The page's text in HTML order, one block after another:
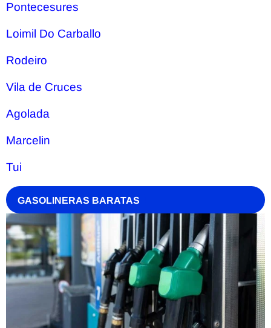
Pontecesures
Loimil Do Carballo
Rodeiro
Vila de Cruces
Agolada
Marcelin
Tui
GASOLINERAS BARATAS